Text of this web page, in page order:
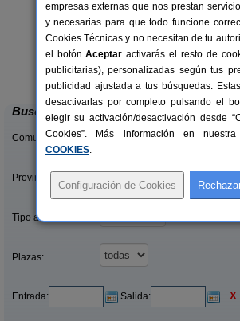
La Casa del Lago de Campoo
Orzales (Cantabria)
Buscar
Comunidades:
Provincias/Islas:
Tipo alquiler:
Plazas:
Entrada: Salida: X
empresas externas que nos prestan
y necesarias para que todo funcione
Cookies Técnicas y no necesitan de tu
el botónAceptar activarás el resto de
publicitarias), personalizadas según tus
publicidad ajustada a tus búsquedas.
desactivarlas por completo pulsando el
elegir su activación/desactivación desde
Cookies”. Más información en nuestra
COOKIES.